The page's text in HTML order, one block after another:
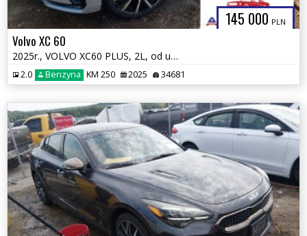
145 000 PLN
Volvo XC 60
2025r., VOLVO XC60 PLUS, 2L, od ubezpieczalni
2.0 Benzyna KM 250 2025 34681